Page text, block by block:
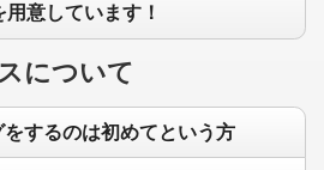
意しています！
について
をするのは初めてという方